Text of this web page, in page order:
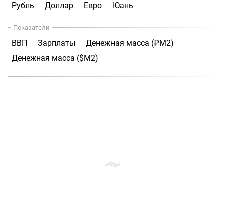
Рубль Доллар Евро Юань
Показатели
ВВП Зарплаты
Денежная масса (₽М2)
Денежная масса ($М2)